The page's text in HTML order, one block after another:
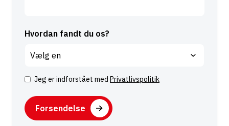
Hvordan fandt du os?
S
m
t
Jeg er indforstået med Privatlivspolitik
C
A